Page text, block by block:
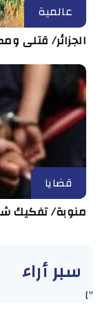
عالمية
الجزائر/ قتلى
قضايا
منوبة/ تفكيك
سبر أراء
"]